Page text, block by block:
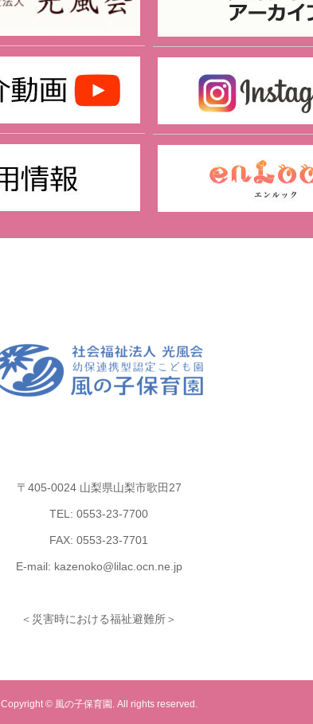
〒405-0024 山梨県山梨市歌田27
TEL: 0553-23-7700
FAX: 0553-23-7701
E-mail: kazenoko@lilac.ocn.ne.jp
＜災害時における福祉避難所＞
Copyright © 風の子保育園. All rights reserved.